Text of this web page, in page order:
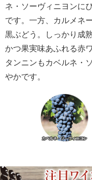
ネ・ソーヴィニヨンに
です。一方、カルメネ
黒ぶどう。しっかり成
かつ果実味あふれる赤
タンニンもカベルネ・
やかです。